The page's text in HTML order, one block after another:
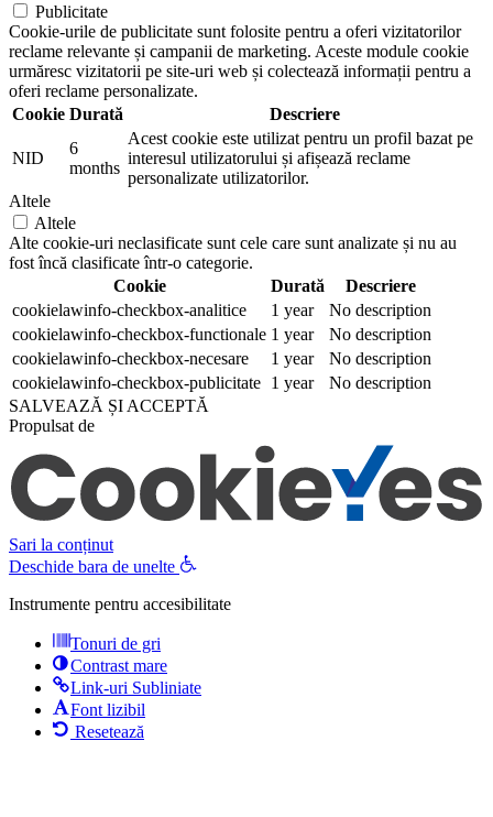
Publicitate
Cookie-urile de publicitate sunt folosite pentru a oferi vizitatorilor
reclame relevante și campanii de marketing. Aceste module cookie
urmăresc vizitatorii pe site-uri web și colectează informații pentru a
oferi reclame personalizate.
Cookie Durată Descriere
NID
6
months
Acest cookie este utilizat pentru un profil bazat pe
interesul utilizatorului și afișează reclame
personalizate utilizatorilor.
Altele
Altele
Alte cookie-uri neclasificate sunt cele care sunt analizate și nu au
fost încă clasificate într-o categorie.
Cookie
Durată
Descriere
cookielawinfo-checkbox-analitice
1 year
No description
cookielawinfo-checkbox-functionale 1 year
No description
cookielawinfo-checkbox-necesare
1 year
No description
cookielawinfo-checkbox-publicitate 1 year
No description
SALVEAZĂ ȘI ACCEPTĂ
Propulsat de
Sari la conținut
Deschide bara de unelte
Instrumente pentru accesibilitate
Tonuri de gri
Contrast mare
Link-uri Subliniate
Font lizibil
Resetează